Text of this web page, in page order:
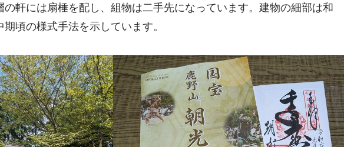
軒には扇棰を配し、組物は二手先になっています。建物の細部は和
頃の様式手法を示しています。